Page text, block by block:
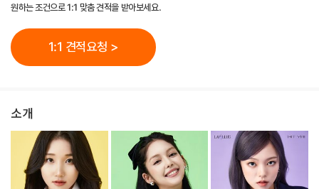
원하는 조건으로 1:1 맞춤 견적을 받아보세요.
1:1 견적요청 >
소개